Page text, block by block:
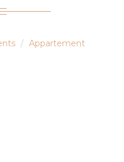
Appartement